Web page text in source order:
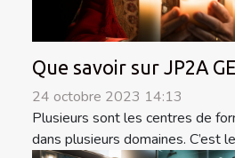
Que savoir sur JP2A
24 octobre 2023 14:13
Plusieurs sont les centres de
dans plusieurs domaines. C’est